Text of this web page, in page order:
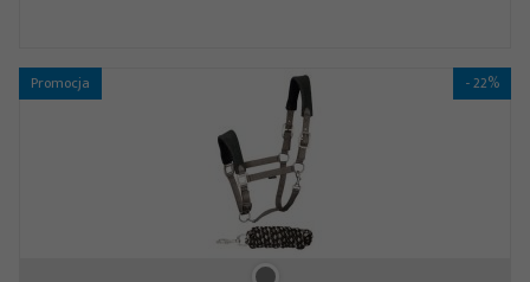
Promocja - 22%